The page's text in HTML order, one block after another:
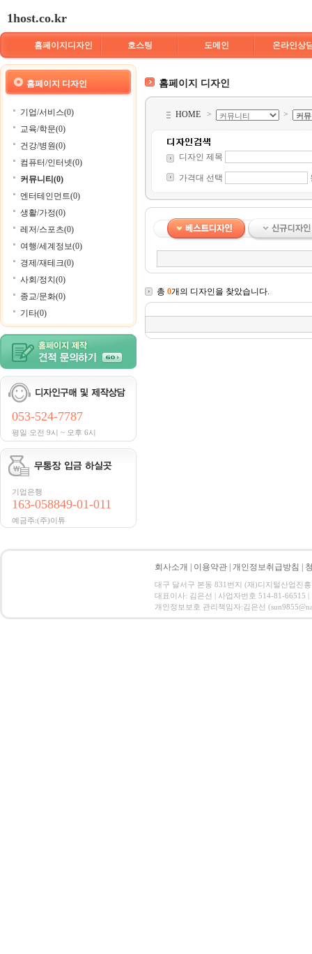
1host.co.kr
홈페이지디자인 호스팅 도메인 온라인상
홈페이지 디자인
기업/서비스(0)
교육/학문(0)
건강/병원(0)
컴퓨터/인터넷(0)
커뮤니티(0)
엔터테인먼트(0)
생활/가정(0)
레저/스포츠(0)
여행/세계정보(0)
경제/재테크(0)
사회/정치(0)
종교/문화(0)
기타(0)
053-524-7787
평일 오전 9시 ~ 오후 6시
기업은행
163-058849-01-011
예금주:(주)이튜
홈페이지 디자인
HOME > >
디자인 제목
가격대 선택
총 0개의 디자인을 찾았습니다.
회사소개 이용약관 개인정보취급방침
대구 달서구 본동 831번지 (재)디지털산업진
대표이사: 김은선 | 사업자번호 514-81-66515
개인정보보호 관리책임자:김은선